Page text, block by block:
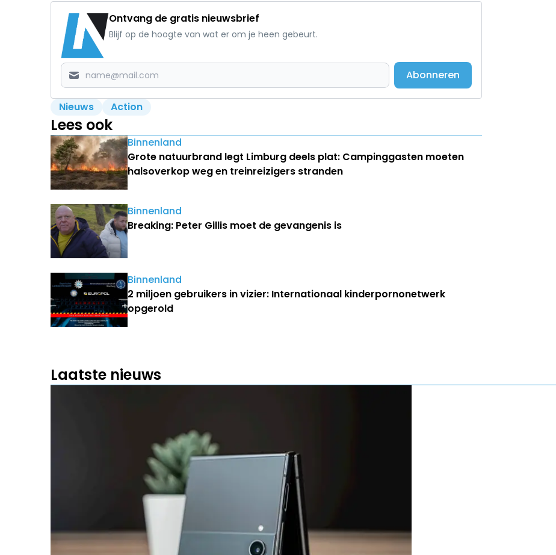
Ontvang de gratis nieuwsbrief
Blijf op de hoogte van wat er om je heen gebeurt.
Abonneren
Nieuws Action
Lees ook
Binnenland
Grote natuurbrand legt Limburg deels plat: Campinggasten moeten
halsoverkop weg en treinreizigers stranden
Binnenland
Breaking: Peter Gillis moet de gevangenis is
Binnenland
2 miljoen gebruikers in vizier: Internationaal kinderpornonetwerk
opgerold
Laatste nieuws